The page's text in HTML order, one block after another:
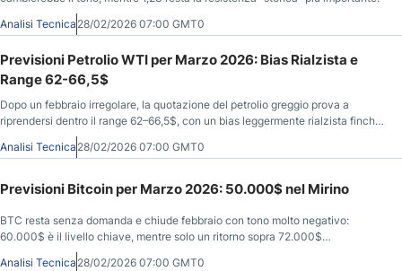
Analisi Tecnica 28/02/2026 07:00 GMT0
Previsioni Petrolio WTI per Marzo 2026: Bias Rialzista e
Range 62-66,5$
Dopo un febbraio irregolare, la quotazione del petrolio greggio prova a
riprendersi dentro il range 62–66,5$, con un bias leggermente rialzista finché
Analisi Tecnica 28/02/2026 07:00 GMT0
Previsioni Bitcoin per Marzo 2026: 50.000$ nel Mirino
BTC resta senza domanda e chiude febbraio con tono molto negativo:
60.000$ è il livello chiave, mentre solo un ritorno sopra 72.000$
cambierebbe la narrativa.
Analisi Tecnica 28/02/2026 07:00 GMT0